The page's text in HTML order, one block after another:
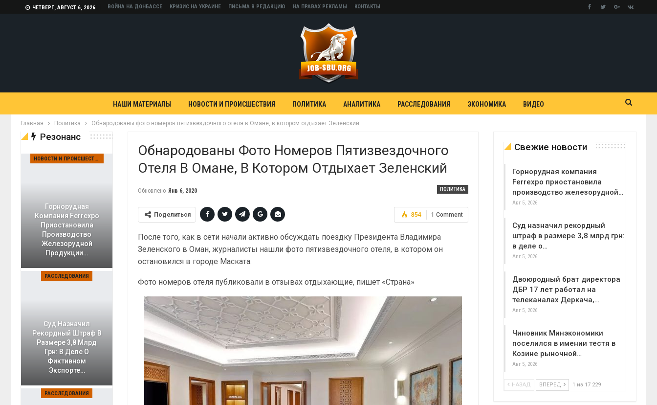
ЧЕТВЕРГ, АВГУСТ 6, 2026 ВОЙНА НА ДОНБАССЕ КРИЗИС НА УКРАИНЕ ПИСЬМА В РЕДАКЦИЮ НА ПРАВАХ РЕКЛАМЫ КОНТАКТЫ
НАШИ МАТЕРИАЛЫ НОВОСТИ И ПРОИСШЕСТВИЯ ПОЛИТИКА АНАЛИТИКА РАССЛЕДОВАНИЯ ЭКОНОМИКА ВИДЕО
Главная Политика Обнародованы фото номеров пятизвездочного отеля в Омане, в котором отдыхает Зеленский
Обнародованы Фото Номеров Пятизвездочного
Отеля В Омане, В Котором Отдыхает Зеленский
ПОЛИТИКА
Обновлено Янв 6, 2020
1 Comment
854
Поделиться
После того, как в сети начали активно обсуждать поездку Президента Владимира
Зеленского в Оман, журналисты нашли фото пятизвездочного отеля, в котором он
остановился в городе Маската.
Фото номеров отеля публиковали в отзывах отдыхающие, пишет «Страна»
Свежие новости
Горнорудная компания
Ferrexpo приостановила
производство железорудной…
Авг 5, 2026
Суд назначил рекордный
штраф в размере 3,8 млрд грн:
в деле о…
Авг 5, 2026
Двоюродный брат директора
ДБР 17 лет работал на
телеканалах Деркача,…
Авг 5, 2026
Чиновник Минэкономики
поселился в имении тестя в
Козине рыночной…
Авг 5, 2026
НАЗАД ВПЕРЕД 1 из 17 229
Резонанс
НОВОСТИ И ПРОИСШЕСТВИЯ
Горнорудная
Компания Ferrexpo
Приостановила
Производство
Железорудной
Продукции…
РАССЛЕДОВАНИЯ
Суд Назначил
Рекордный Штраф В
Размере 3,8 Млрд
Грн: В Деле О
Фиктивном
Экспорте…
РАССЛЕДОВАНИЯ